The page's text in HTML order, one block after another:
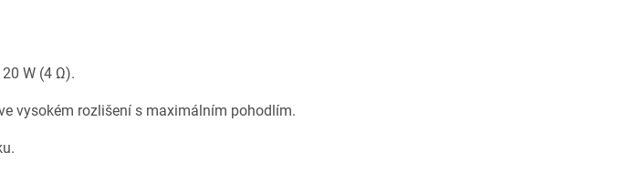
W (4 Ω).
vysokém rozlišení s maximálním pohodlím.